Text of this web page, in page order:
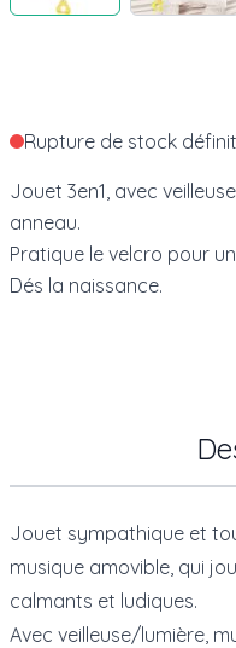
Rupture de stock
Jouet 3en1, avec
anneau.
Pratique le velcro pour
Dés la naissance.
Jouet sympathique et
musique amovible, qui
calmants et ludiques.
Avec veilleuse/lumière,